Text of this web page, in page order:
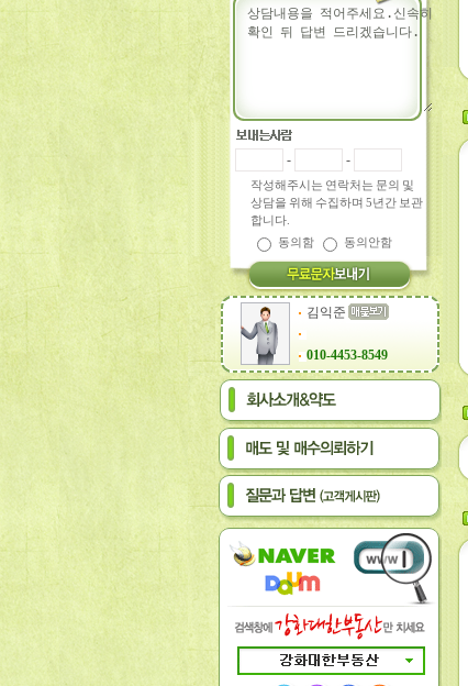
- -
작성해주시는 연락처는 문의 및
상담을 위해 수집하며 5년간 보관
합니다.
동의함
동의안함
김익준
010-4453-8549